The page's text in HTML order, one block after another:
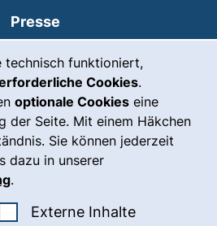
technisch funktioniert,
Cookies.
optionale Cookies eine
der Seite. Mit einem Häkchen
Sie können jederzeit
dazu in unserer
.
Cookies akzeptieren
Externe Inhalte: Externe
Presse
Sprache
Notfall(externer Link, öffnet